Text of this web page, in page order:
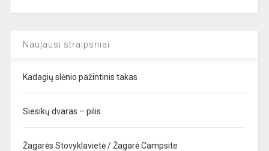
Naujausi straipsniai
Kadagių slėnio pažintinis takas
Siesikų dvaras – pilis
Žagarės Stovyklavietė / Žagarė Campsite